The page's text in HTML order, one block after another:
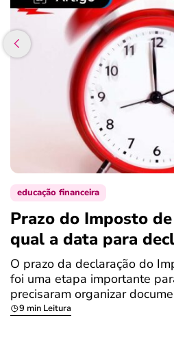
educação financeira
Prazo do Imposto
qual a data para
O prazo da declaração do
foi uma etapa importante
precisaram organizar
9 min Leitura